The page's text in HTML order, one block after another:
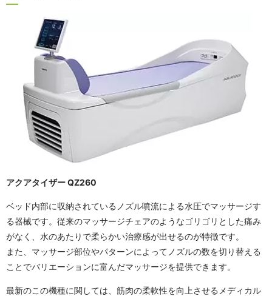
アクアタイザー QZ260
ベッド内部に収納されているノズル噴流による水圧でマッサージす
る器械です。従来のマッサージチェアのようなゴリゴリとした痛み
がなく、水のあたりで柔らかい治療感が出せるのが特徴です。
また、マッサージ部位やパターンによってノズルの数を切り替える
ことでバリエーションに富んだマッサージを提供できます。
最新のこの機種に関しては、筋肉の柔軟性を向上させるメディカル